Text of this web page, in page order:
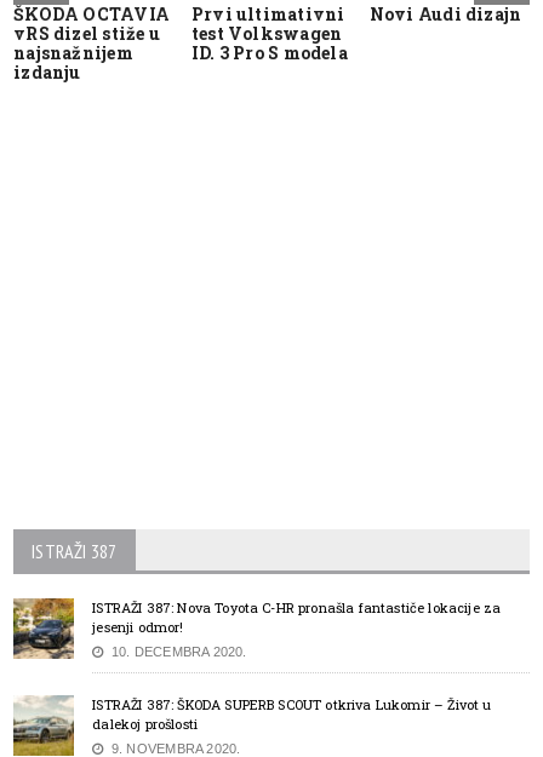
ŠKODA OCTAVIA
vRS dizel stiže u
najsnažnijem
izdanju
Prvi ultimativni
test Volkswagen
ID. 3 Pro S modela
Novi Audi dizajn
ISTRAŽI 387
ISTRAŽI 387: Nova Toyota C-HR pronašla fantastiče lokacije za
jesenji odmor!
10. DECEMBRA 2020.
ISTRAŽI 387: ŠKODA SUPERB SCOUT otkriva Lukomir – Život u
dalekoj prošlosti
9. NOVEMBRA 2020.